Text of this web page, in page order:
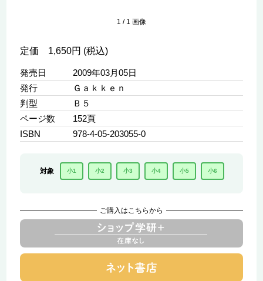
1 / 1 画像
定価 1,650円 (税込)
発売日
2009年03月05日
発行
Ｇａｋｋｅｎ
判型
Ｂ５
ページ数
152頁
ISBN
978-4-05-203055-0
対象 小1 小2 小3 小4 小5 小6
ご購入はこちらから